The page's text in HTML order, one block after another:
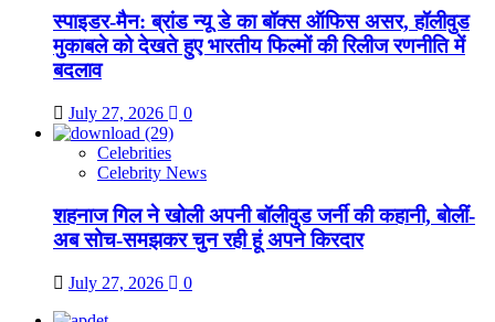
स्पाइडर-मैन: ब्रांड न्यू डे का बॉक्स ऑफिस असर, हॉलीवुड
मुकाबले को देखते हुए भारतीय फिल्मों की रिलीज रणनीति में
बदलाव
July 27, 2026 0
Celebrities
Celebrity News
शहनाज गिल ने खोली अपनी बॉलीवुड जर्नी की कहानी, बोलीं-
अब सोच-समझकर चुन रही हूं अपने किरदार
July 27, 2026 0